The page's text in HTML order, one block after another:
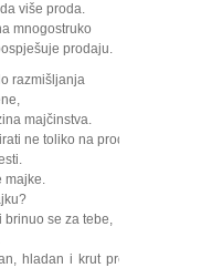
više proda.
mnogostruko
prodaju.
razmišljanja
majčinstva.
ne toliko na prodaju
majke.
brinuo se za tebe,
hladan i krut prema